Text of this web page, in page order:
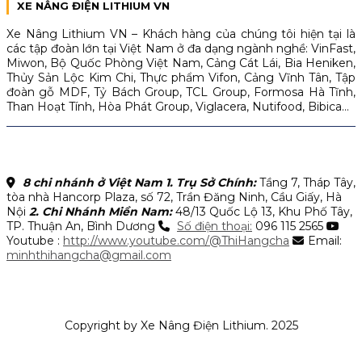
XE NÂNG ĐIỆN LITHIUM VN
Xe Nâng Lithium VN – Khách hàng của chúng tôi hiện tại là
các tập đoàn lớn tại Việt Nam ở đa dạng ngành nghề: VinFast,
Miwon, Bộ Quốc Phòng Việt Nam, Cảng Cát Lái, Bia Heniken,
Thủy Sản Lộc Kim Chi, Thực phẩm Vifon, Cảng Vĩnh Tân, Tập
đoàn gỗ MDF, Tỷ Bách Group, TCL Group, Formosa Hà Tĩnh,
Than Hoạt Tính, Hòa Phát Group, Viglacera, Nutifood, Bibica…
8 chi nhánh ở Việt Nam 1. Trụ Sở Chính:Tầng 7, Tháp Tây,
tòa nhà Hancorp Plaza, số 72, Trần Đăng Ninh, Cầu Giấy, Hà
Nội 2. Chi Nhánh Miền Nam:48/13 Quốc Lộ 13, Khu Phố Tây,
TP. Thuận An, Bình Dương
Số điện thoại: 096 115 2565
Youtube : http://www.youtube.com/@ThiHangcha
Email:
minhthihangcha@gmail.com
Copyright by Xe Nâng Điện Lithium. 2025